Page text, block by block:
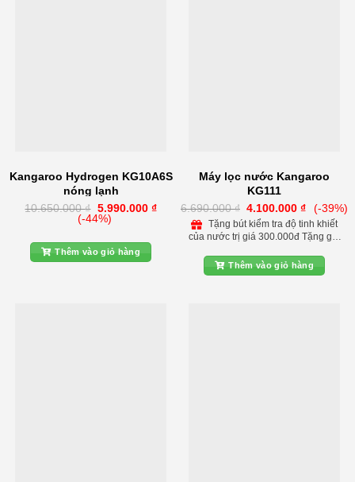
Kangaroo Hydrogen KG10A6S
nóng lạnh
10.650.000₫ Giá
gốc
là:
5.990.000 ₫Giá
(-44%)
Thêm vào giỏ hàng
Máy lọc nước Kangaroo
KG111
6.690.000₫ Giá
gốc
là:
6.690.000 ₫.
4.100.000₫Giá
hiện
tại
là:
(-39%)
của nước trị giá 300.000đ Tặng gói
nội thành Hà Nội Giảm 150.000đ
khi lắp kèm bộ lọc nước đầu nguồn
Thêm vào giỏ hàng